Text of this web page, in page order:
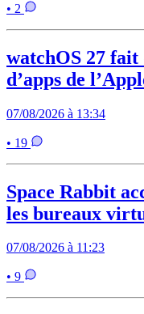
• 2
watchOS 27
d’apps de
07/08/2026 à 13:34
• 19
Space Rabbit
les bureaux
07/08/2026 à 11:23
• 9